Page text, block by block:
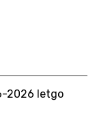
2026 letgo